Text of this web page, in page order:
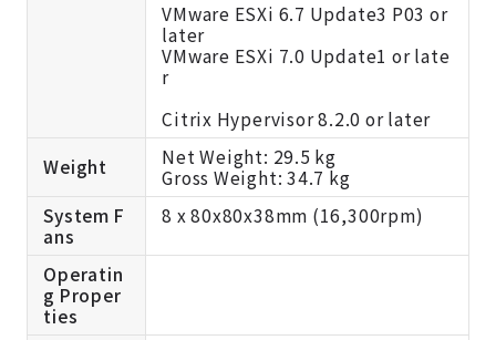
VMware ESXi 6.7 Update3 P03 or
later
VMware ESXi 7.0 Update1 or late
r
Citrix Hypervisor 8.2.0 or later
Weight
Net Weight: 29.5 kg
Gross Weight: 34.7 kg
System F
ans
8 x 80x80x38mm (16,300rpm)
Operatin
g Proper
ties